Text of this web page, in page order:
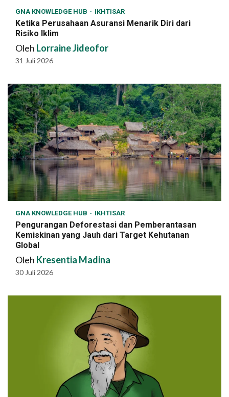
GNA KNOWLEDGE HUB IKHTISAR
Ketika Perusahaan Asuransi Menarik Diri dari
Risiko Iklim
Oleh Lorraine Jideofor
31 Juli 2026
GNA KNOWLEDGE HUB IKHTISAR
Pengurangan Deforestasi dan Pemberantasan
Kemiskinan yang Jauh dari Target Kehutanan
Global
Oleh Kresentia Madina
30 Juli 2026